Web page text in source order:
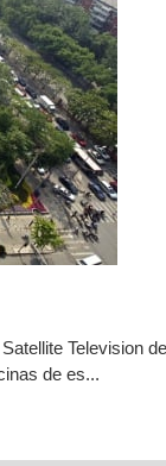
Television
de es...